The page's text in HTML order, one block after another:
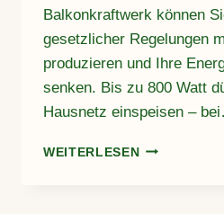
Balkonkraftwerk können
gesetzlicher Regelungen
produzieren und Ihre
senken. Bis zu 800 Watt
Hausnetz einspeisen –
WEITERLESENTOP